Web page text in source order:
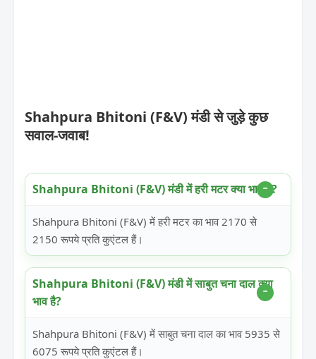
Shahpura Bhitoni (F&V) मंडी से जुड़े कुछ
सवाल-जवाब!
Shahpura Bhitoni (F&V) मंडी में हरी मटर क्या भाव है?
Shahpura Bhitoni (F&V) में हरी मटर का भाव 2170 से
2150 रूपये प्रति कुएंटल हैं।
Shahpura Bhitoni (F&V) मंडी में साबुत चना दाल क्या
भाव है?
Shahpura Bhitoni (F&V) में साबुत चना दाल का भाव 5935 से
6075 रूपये प्रति कुएंटल हैं।